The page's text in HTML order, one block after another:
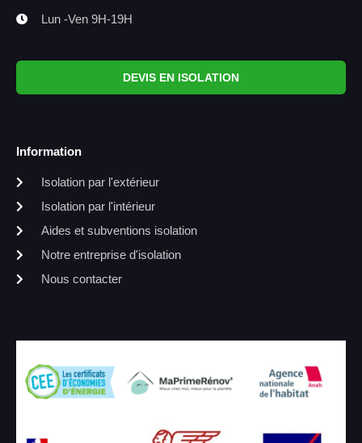
Lun -Ven 9H-19H
DEVIS EN ISOLATION
Information
Isolation par l'extérieur
Isolation par l'intérieur
Aides et subventions isolation
Notre entreprise d'isolation
Nous contacter